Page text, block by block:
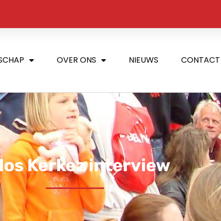
OVER ONS NIEUWS CONTACT
Kerkez interview